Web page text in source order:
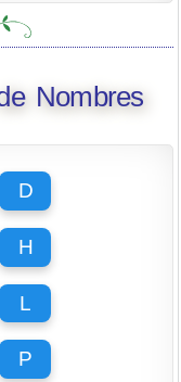
Nombres
D
H
L
P